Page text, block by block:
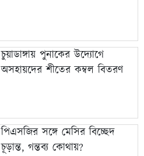
চুয়াডাঙ্গায় পুনাকের উদ্যোগে
অসহায়দের শীতের কম্বল বিতরণ
পিএসজির সঙ্গে মেসির বিচ্ছেদ
চূড়ান্ত, গন্তব্য কোথায়?